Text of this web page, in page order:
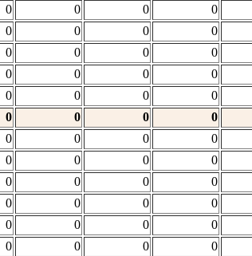
0 0 0 0
0 0 0 0
0 0 0 0
0 0 0 0
0 0 0 0
0 0 0 0
0 0 0 0
0 0 0 0
0 0 0 0
0 0 0 0
0 0 0 0
0 0 0 0